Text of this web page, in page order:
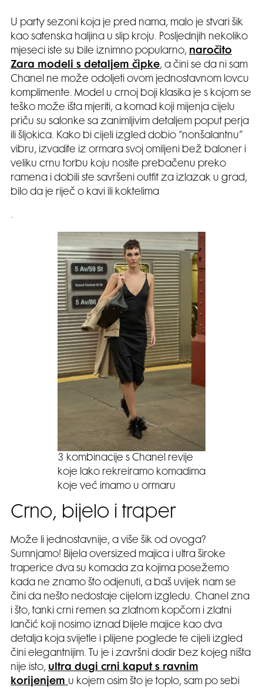
U party sezoni koja je pred nama, malo je stvari šik
kao satenska haljina u slip kroju. Posljednjih nekoliko
mjeseci iste su bile iznimno popularno, naročito
Zara modeli s detaljem čipke, a čini se da ni sam
Chanel ne može odoljeti ovom jednostavnom lovcu
komplimente. Model u crnoj boji klasika je s kojom se
teško može išta mjeriti, a komad koji mijenja cijelu
priču su salonke sa zanimljivim detaljem poput perja
ili šljokica. Kako bi cijeli izgled dobio “nonšalantnu”
vibru, izvadite iz ormara svoj omiljeni bež baloner i
veliku crnu torbu koju nosite prebačenu preko
ramena i dobili ste savršeni outfit za izlazak u grad,
bilo da je riječ o kavi ili koktelima
.
3 kombinacije s Chanel revije
koje lako rekreiramo komadima
koje već imamo u ormaru
Crno, bijelo i traper
Može li jednostavnije, a više šik od ovoga?
Sumnjamo! Bijela oversized majica i ultra široke
traperice dva su komada za kojima posežemo
kada ne znamo što odjenuti, a baš uvijek nam se
čini da nešto nedostaje cijelom izgledu. Chanel zna
i što, tanki crni remen sa zlatnom kopčom i zlatni
lančić koji nosimo iznad bijele majice kao dva
detalja koja svijetle i plijene poglede te cijeli izgled
čini elegantnijim. Tu je i završni dodir bez kojeg ništa
nije isto, ultra dugi crni kaput s ravnim
korijenjem u kojem osim što je toplo, sam po sebi